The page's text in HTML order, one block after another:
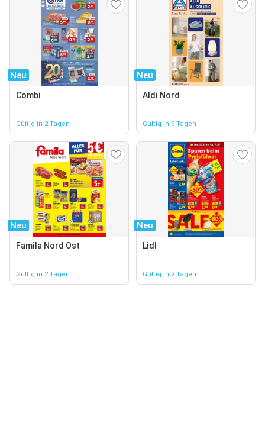
Neu
Combi
Gültig in 2 Tagen
Neu
Aldi Nord
Gültig in 9 Tagen
Neu
Famila Nord Ost
Gültig in 2 Tagen
Neu
Lidl
Gültig in 2 Tagen